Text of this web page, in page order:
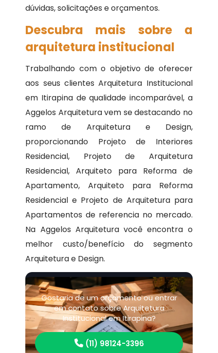
dúvidas, solicitações e orçamentos.
Descubra mais sobre a
arquitetura institucional
Trabalhando com o objetivo de oferecer
aos seus clientes Arquitetura Institucional
em Itirapina de qualidade incomparável, a
Aggelos Arquitetura vem se destacando no
ramo de Arquitetura e Design,
proporcionando Projeto de Interiores
Residencial, Projeto de Arquitetura
Residencial, Arquiteto para Reforma de
Apartamento, Arquiteto para Reforma
Residencial e Projeto de Arquitetura para
Apartamentos de referencia no mercado.
Na Aggelos Arquitetura você encontra o
melhor custo/benefício do segmento
Arquitetura e Design.
Gostaria de um orçamento ou entrar
em contato sobre Arquitetura
Institucional em Itirapina?
(11) 98124-3396